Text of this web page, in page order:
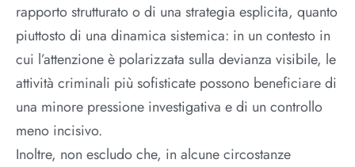
rapporto strutturato o di una strategia esplicita, quanto
piuttosto di una dinamica sistemica: in un contesto in
cui l’attenzione è polarizzata sulla devianza visibile, le
attività criminali più sofisticate possono beneficiare di
una minore pressione investigativa e di un controllo
meno incisivo.
Inoltre, non escludo che, in alcune circostanze